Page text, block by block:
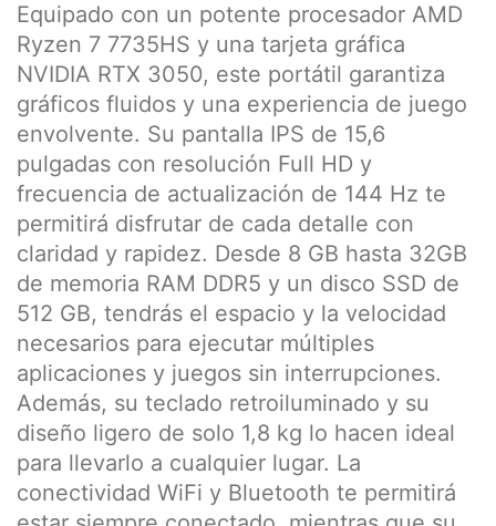
Equipado con un potente procesador AMD
Ryzen 7 7735HS y una tarjeta gráfica
NVIDIA RTX 3050, este portátil garantiza
gráficos fluidos y una experiencia de juego
envolvente. Su pantalla IPS de 15,6
pulgadas con resolución Full HD y
frecuencia de actualización de 144 Hz te
permitirá disfrutar de cada detalle con
claridad y rapidez. Desde 8 GB hasta 32GB
de memoria RAM DDR5 y un disco SSD de
512 GB, tendrás el espacio y la velocidad
necesarios para ejecutar múltiples
aplicaciones y juegos sin interrupciones.
Además, su teclado retroiluminado y su
diseño ligero de solo 1,8 kg lo hacen ideal
para llevarlo a cualquier lugar. La
conectividad WiFi y Bluetooth te permitirá